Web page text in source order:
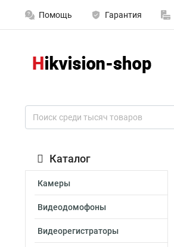
Помощь Гарантия
Каталог
Камеры
Видеодомофоны
Видеорегистраторы